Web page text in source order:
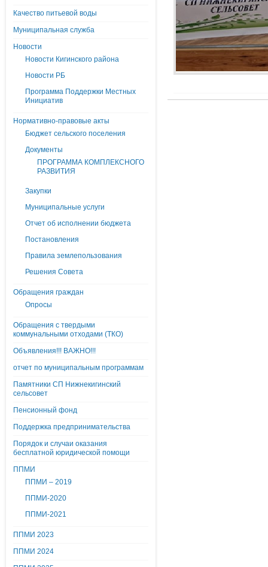
Качество питьевой воды
Муниципальная служба
Новости
Новости Кигинского района
Новости РБ
Программа Поддержки Местных
Инициатив
Нормативно-правовые акты
Бюджет сельского поселения
Документы
ПРОГРАММА КОМПЛЕКСНОГО
РАЗВИТИЯ
Закупки
Муниципальные услуги
Отчет об исполнении бюджета
Постановления
Правила землепользования
Решения Совета
Обращения граждан
Опросы
Обращения с твердыми
коммунальными отходами (ТКО)
Объявления!!! ВАЖНО!!!
отчет по муниципальным программам
Памятники СП Нижнекигинский
сельсовет
Пенсионный фонд
Поддержка предпринимательства
Порядок и случаи оказания
бесплатной юридической помощи
ППМИ
ППМИ – 2019
ППМИ-2020
ППМИ-2021
ППМИ 2023
ППМИ 2024